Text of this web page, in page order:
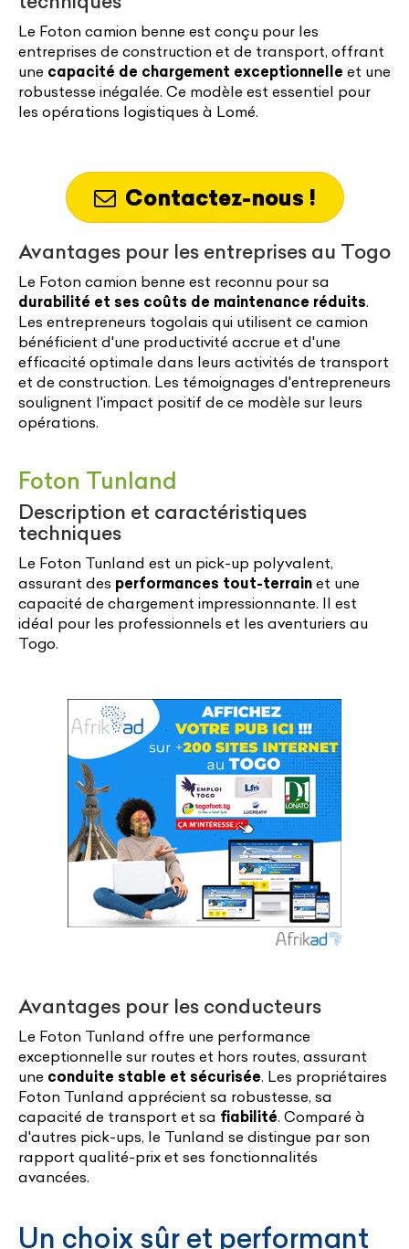
Le Foton camion benne est conçu pour les
entreprises de construction et de transport, offrant
une capacité de chargement exceptionnelle et une
robustesse inégalée. Ce modèle est essentiel pour
les opérations logistiques à Lomé.
Contactez-nous !
Avantages pour les entreprises au Togo
Le Foton camion benne est reconnu pour sa
durabilité et ses coûts de maintenance réduits.
Les entrepreneurs togolais qui utilisent ce camion
bénéficient d'une productivité accrue et d'une
efficacité optimale dans leurs activités de transport
et de construction. Les témoignages d'entrepreneurs
soulignent l'impact positif de ce modèle sur leurs
opérations.
Foton Tunland
Description et caractéristiques
techniques
Le Foton Tunland est un pick-up polyvalent,
assurant des performances tout-terrain et une
capacité de chargement impressionnante. Il est
idéal pour les professionnels et les aventuriers au
Togo.
Avantages pour les conducteurs
Le Foton Tunland offre une performance
exceptionnelle sur routes et hors routes, assurant
une conduite stable et sécurisée. Les propriétaires
Foton Tunland apprécient sa robustesse, sa
capacité de transport et sa fiabilité. Comparé à
d'autres pick-ups, le Tunland se distingue par son
rapport qualité-prix et ses fonctionnalités
avancées.
Un choix sûr et performant